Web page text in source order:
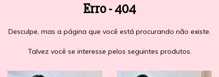
Erro - 404
Desculpe, mas a página que você está procurando não existe.
Talvez você se interesse pelos seguintes produtos.